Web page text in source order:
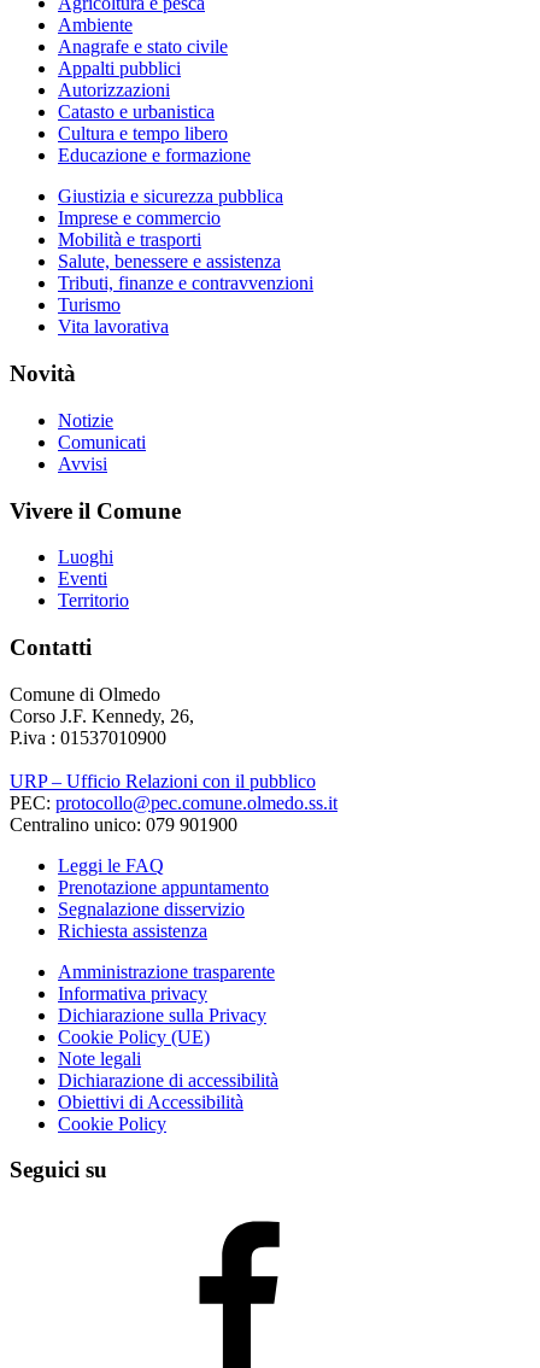
Ambiente
Anagrafe e stato civile
Appalti pubblici
Autorizzazioni
Catasto e urbanistica
Cultura e tempo libero
Educazione e formazione
Giustizia e sicurezza pubblica
Imprese e commercio
Mobilità e trasporti
Salute, benessere e assistenza
Tributi, finanze e contravvenzioni
Turismo
Vita lavorativa
Novità
Notizie
Comunicati
Avvisi
Vivere il Comune
Luoghi
Eventi
Territorio
Contatti
Comune di Olmedo
Corso J.F. Kennedy, 26,
P.iva : 01537010900
URP – Ufficio Relazioni con il pubblico
PEC: protocollo@pec.comune.olmedo.ss.it
Centralino unico: 079 901900
Leggi le FAQ
Prenotazione appuntamento
Segnalazione disservizio
Richiesta assistenza
Amministrazione trasparente
Informativa privacy
Dichiarazione sulla Privacy
Cookie Policy (UE)
Note legali
Dichiarazione di accessibilità
Obiettivi di Accessibilità
Cookie Policy
Seguici su